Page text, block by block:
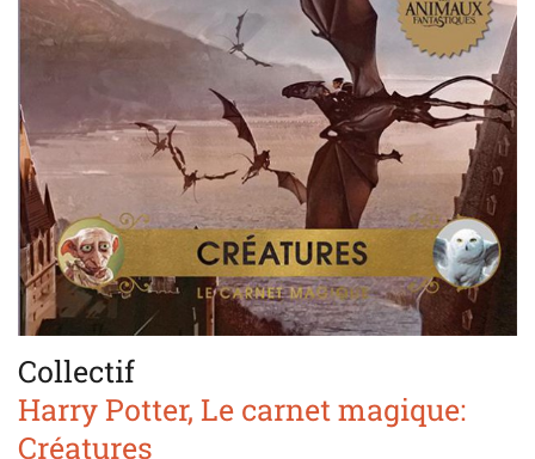
Collectif
Harry Potter, Le carnet magique:
Créatures